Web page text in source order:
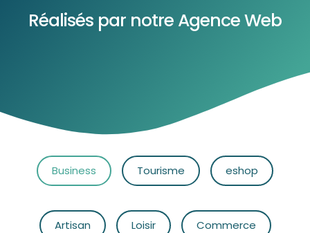
Réalisés par notre Agence Web
Business Tourisme eshop
Artisan Loisir Commerce